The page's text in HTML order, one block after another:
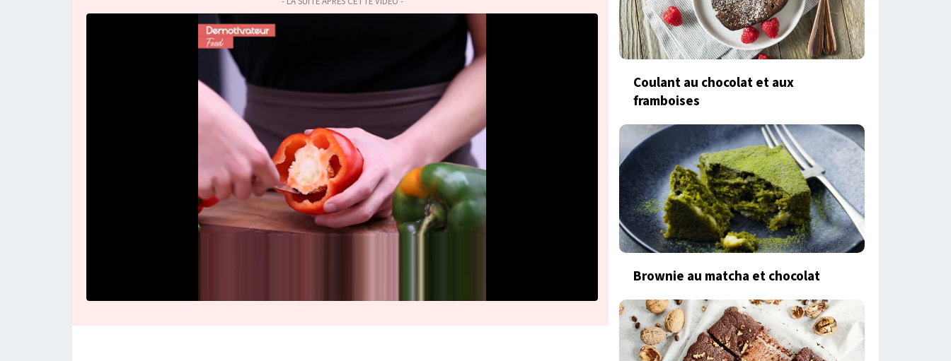
Coulant au chocolat et aux
framboises
Brownie au matcha et chocolat